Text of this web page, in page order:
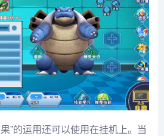
”的运用还可以使用在挂机上。当